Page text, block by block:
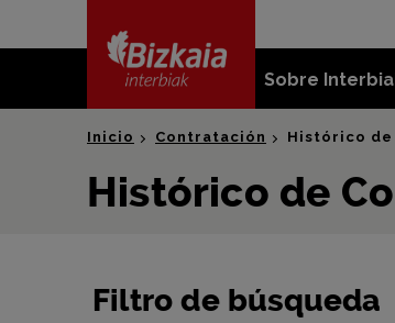
content
Sobre
Inicio Contratación Histórico
Histórico de
Filtro de búsqueda